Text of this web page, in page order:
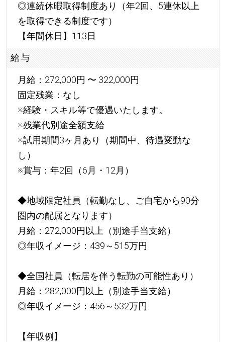
◎連続休暇取得制度あり（年2回、5連休以上
を取得できる制度です）
【年間休日】113日
給与
月給：272,000円 〜 322,000円
固定残業：なし
※経験・スキル等で優遇いたします。
※残業代別途全額支給
※試用期間3ヶ月あり（期間中、待遇変動な
し）
※賞与：年2回（6月・12月）
◆地域限定社員（転勤なし、ご自宅から90分
圏内の配属となります）
月給：272,000円以上（別途手当支給）
◎年収イメージ：439～515万円
◆全国社員（転居を伴う転勤の可能性あり）
月給：282,000円以上（別途手当支給）
◎年収イメージ：456～532万円
【年収例】